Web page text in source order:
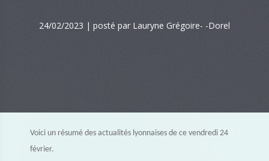
24/02/2023 | posté par Lauryne Grégoire- -Dorel
Voici un résumé des actualités lyonnaises de ce vendredi 24
février.